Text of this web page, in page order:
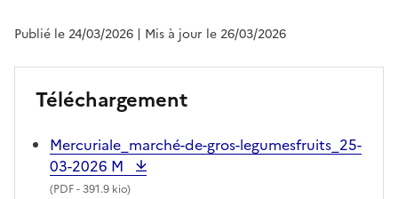
Publié le 24/03/2026 | Mis à jour le 26/03/2026
Téléchargement
Mercuriale_marché-de-gros-legumesfruits_25-
03-2026 M
(PDF- 391.9 kio)